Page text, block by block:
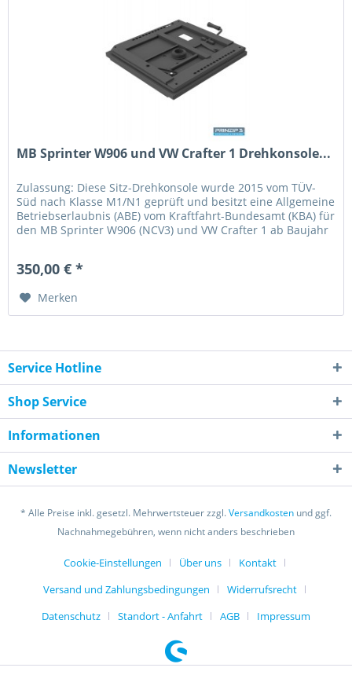
MB Sprinter W906 und VW Crafter 1 Drehkonsole...
Zulassung: Diese Sitz-Drehkonsole wurde 2015 vom TÜV-
Süd nach Klasse M1/N1 geprüft und besitzt eine Allgemeine
Betriebserlaubnis (ABE) vom Kraftfahrt-Bundesamt (KBA) für
den MB Sprinter W906 (NCV3) und VW Crafter 1 ab Baujahr
350,00 € *
Merken
Service Hotline
Shop Service
Informationen
Newsletter
* Alle Preise inkl. gesetzl. Mehrwertsteuer zzgl.Versandkosten und ggf.
Nachnahmegebühren, wenn nicht anders beschrieben
Cookie-Einstellungen Über uns
Kontakt
Versand und Zahlungsbedingungen
Widerrufsrecht
Datenschutz
Standort - Anfahrt AGB Impressum